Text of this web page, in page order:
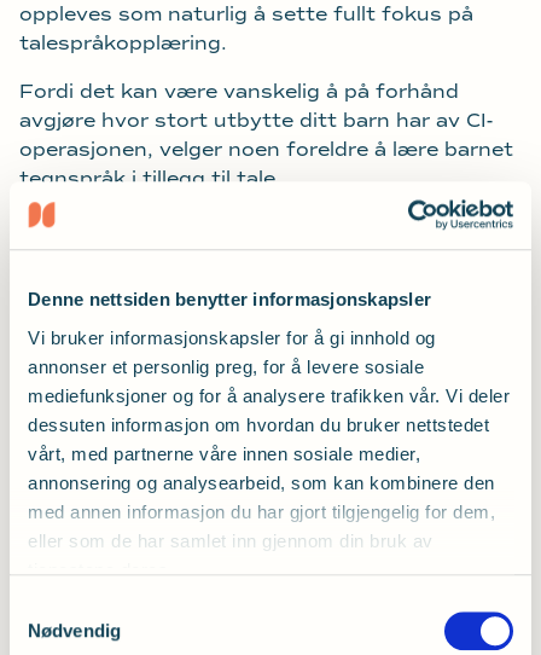
Denne nettsiden benytter informasjonskapsler
Vi bruker informasjonskapsler for å gi innhold og
annonser et personlig preg, for å levere sosiale
mediefunksjoner og for å analysere trafikken vår. Vi deler
dessuten informasjon om hvordan du bruker nettstedet
vårt, med partnerne våre innen sosiale medier,
annonsering og analysearbeid, som kan kombinere den
med annen informasjon du har gjort tilgjengelig for dem,
eller som de har samlet inn gjennom din bruk av
Nødvendig
oppleves som naturlig å sette fullt fokus på
talespråkopplæring.
Fordi det kan være vanskelig å på forhånd
avgjøre hvor stort utbytte ditt barn har av CI-
operasjonen, velger noen foreldre å lære barnet
tegnspråk i tillegg til tale.
Tegnlære
tegn, det ene er Norsk tegnspråk, og det andre
er Norsk med tegnstøtte (NMT).
Norsk tegnspråk er et helt eget språk, med
egen syntaks (setningsoppbygging), basert på
tegn. NMT innebærer derimot å bruke enkelte
tegn som en støtte til norsk talespråk.
Vi i Hørselshemmedes Landsforbund er opptatt
av at det er først og fremst er foreldrene som
deres barn. Det er du som kjenner barnet ditt,
og du må derfor gjøre deg opp en egen mening